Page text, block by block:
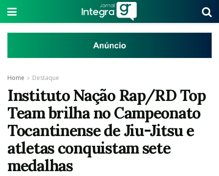
Home Destaque
Instituto Nação Rap/RD Top
Team brilha no Campeonato
Tocantinense de Jiu-Jitsu e
atletas conquistam sete
medalhas